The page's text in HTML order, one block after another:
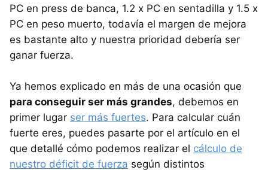
PC en press de banca, 1.2 x PC en sentadilla y 1.5 x
PC en peso muerto, todavía el margen de mejora
es bastante alto y nuestra prioridad debería ser
ganar fuerza.
Ya hemos explicado en más de una ocasión que
para conseguir ser más grandes, debemos en
primer lugar ser más fuertes. Para calcular cuán
fuerte eres, puedes pasarte por el artículo en el
que detallé cómo podemos realizar el cálculo de
nuestro déficit de fuerza según distintos